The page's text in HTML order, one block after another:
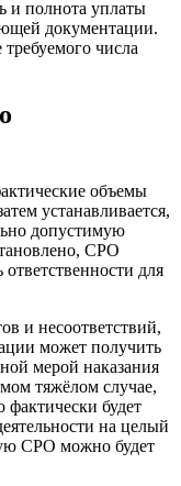
и полнота уплаты
документации.
числа
объемы
устанавливается,
допустимую
СРО
для
и несоответствий,
может получить
мерой наказания
тяжёлом случае,
будет
на целый
СРО можно будет